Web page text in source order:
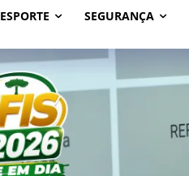
ESPORTE SEGURANÇA